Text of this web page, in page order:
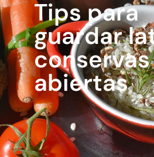
Tips para
guardar
conservas
abiertas